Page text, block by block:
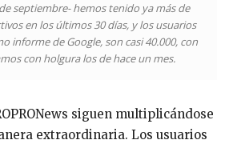
septiembre- hemos tenido ya más de
en los últimos 30 días, y los usuarios
informe de Google, son casi 40.000, con
con holgura los de hace un mes.
siguen multiplicándose
extraordinaria. Los usuarios